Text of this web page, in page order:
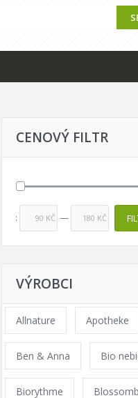
CENOVÝ FILTR
Price: 90 KČ — 180 KČ
VÝROBCI
Allnature Apotheke
Ben & Anna Bio
Biorythme